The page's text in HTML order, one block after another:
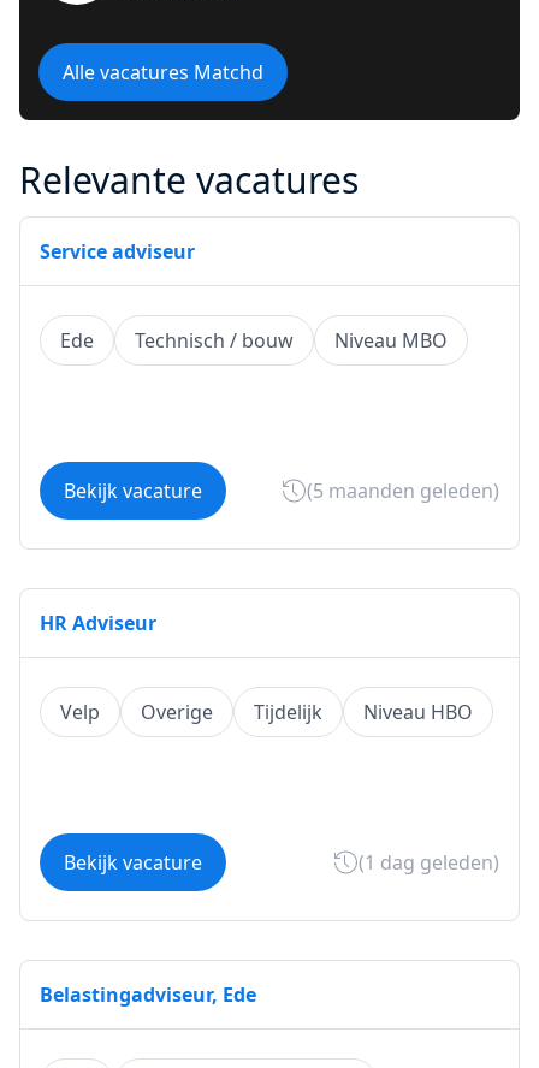
Alle vacatures Matchd
Relevante vacatures
Service adviseur
Ede Technisch / bouw Niveau MBO
Bekijk vacature (5 maanden geleden)
HR Adviseur
Velp Overige Tijdelijk Niveau HBO
Bekijk vacature (1 dag geleden)
Belastingadviseur, Ede